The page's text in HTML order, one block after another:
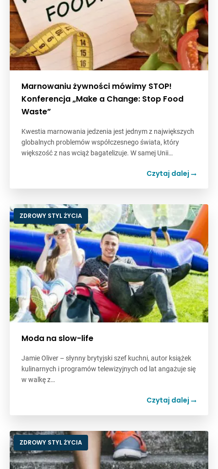
Marnowaniu żywności mówimy STOP!
Konferencja „Make a Change: Stop Food
Waste”
Kwestia marnowania jedzenia jest jednym z największych
globalnych problemów współczesnego świata, który
większość z nas wciąż bagatelizuje. W samej Unii…
Czytaj dalej
ZDROWY STYL ŻYCIA
Moda na slow-life
Jamie Oliver – słynny brytyjski szef kuchni, autor książek
kulinarnych i programów telewizyjnych od lat angażuje się
w walkę z…
Czytaj dalej
ZDROWY STYL ŻYCIA